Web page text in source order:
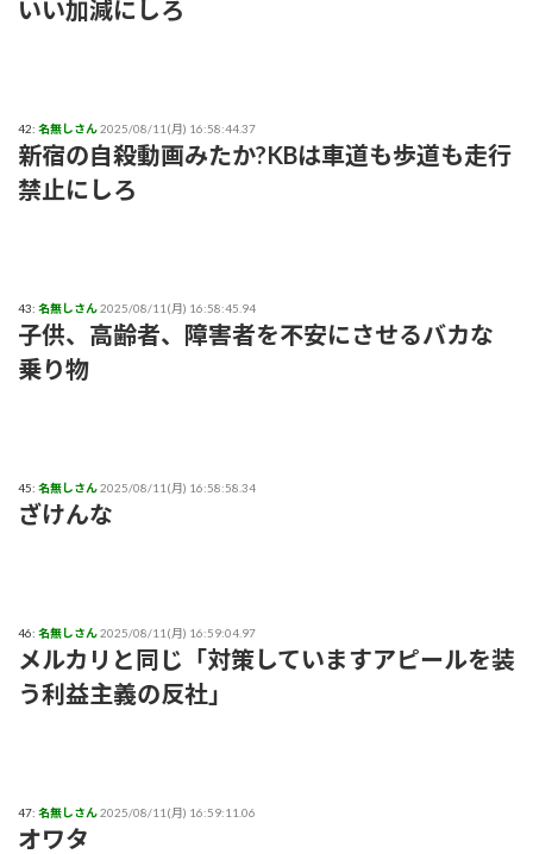
いい加減にしろ
42: 名無しさん2025/08/11(月) 16:58:44.37
新宿の自殺動画みたか?KBは車道も歩道も走行
禁止にしろ
43: 名無しさん2025/08/11(月) 16:58:45.94
子供、高齢者、障害者を不安にさせるバカな
乗り物
45: 名無しさん2025/08/11(月) 16:58:58.34
ざけんな
46: 名無しさん2025/08/11(月) 16:59:04.97
メルカリと同じ「対策していますアピールを装
う利益主義の反社」
47: 名無しさん2025/08/11(月) 16:59:11.06
オワタ